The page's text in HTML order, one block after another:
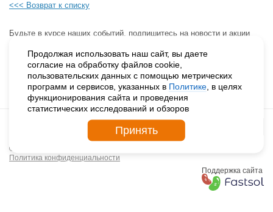
<<< Возврат к списку
Будьте в курсе наших событий, подпишитесь на новости и акции
Поддержка сайта
© 2026. ДЕТСКИЕ ДЕРЕВНИ – SOS РОССИЯ
Политика конфиденциальности
Продолжая использовать наш сайт, вы даете
согласие на обработку файлов cookie,
пользовательских данных с помощью метрических
программ и сервисов, указанных в Политике, в целях
функционирования сайта и проведения
статистических исследований и обзоров
Принять